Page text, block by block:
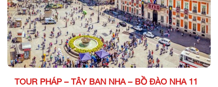
TOUR PHÁP – TÂY BAN NHA – BỒ ĐÀO NHA 11